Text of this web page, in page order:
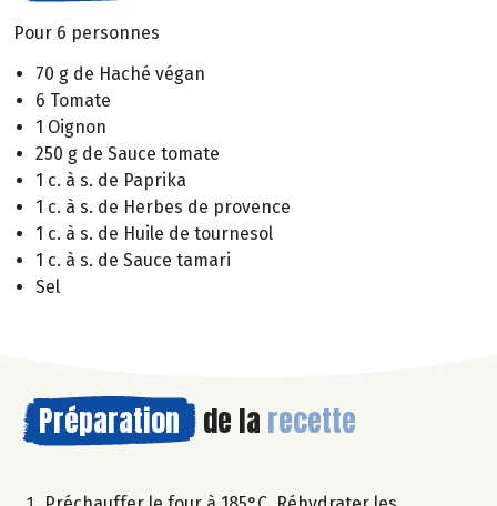
Pour 6 personnes
70 g de Haché végan
6 Tomate
1 Oignon
250 g de Sauce tomate
1 c. à s. de Paprika
1 c. à s. de Herbes de provence
1 c. à s. de Huile de tournesol
1 c. à s. de Sauce tamari
Sel
Préparation de la recette